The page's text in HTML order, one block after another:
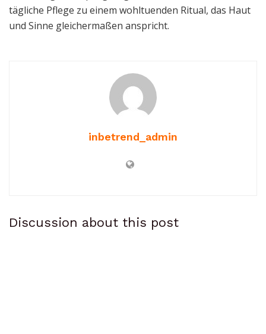
tägliche Pflege zu einem wohltuenden Ritual, das Haut
und Sinne gleichermaßen anspricht.
inbetrend_admin
Discussion about this post